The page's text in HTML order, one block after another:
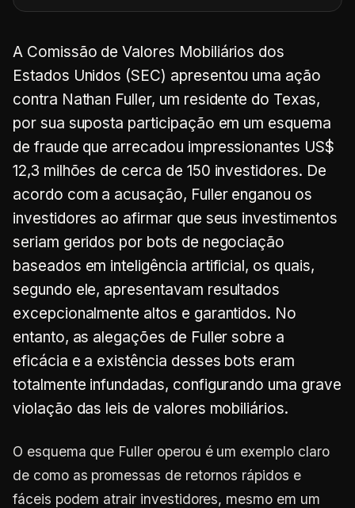
A Comissão de Valores Mobiliários dos
Estados Unidos (SEC) apresentou uma ação
contra Nathan Fuller, um residente do Texas,
por sua suposta participação em um esquema
de fraude que arrecadou impressionantes US$
12,3 milhões de cerca de 150 investidores. De
acordo com a acusação, Fuller enganou os
investidores ao afirmar que seus investimentos
seriam geridos por bots de negociação
baseados em inteligência artificial, os quais,
segundo ele, apresentavam resultados
excepcionalmente altos e garantidos. No
entanto, as alegações de Fuller sobre a
eficácia e a existência desses bots eram
totalmente infundadas, configurando uma grave
violação das leis de valores mobiliários.
O esquema que Fuller operou é um exemplo claro
de como as promessas de retornos rápidos e
fáceis podem atrair investidores, mesmo em um